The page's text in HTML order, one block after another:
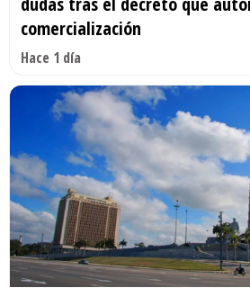
comercialización
Hace 1 día